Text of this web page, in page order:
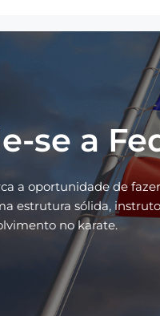
se a
a oportunidade de
estrutura sólida,
no karate.